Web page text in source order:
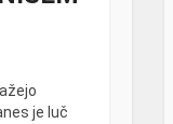
je luč